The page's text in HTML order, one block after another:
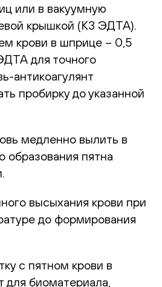
или в вакуумную
крышкой (К3 ЭДТА).
крови в шприце – 0,5
для точного
антикоагулянт
пробирку до указанной
медленно вылить в
образования пятна
высыхания крови при
до формирования
с пятном крови в
биоматериала,